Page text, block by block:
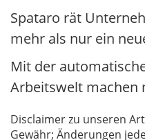
Spataro rät
mehr als nur ein
Mit der
Arbeitswelt machen
Disclaimer zu unseren
Gewähr; Änderungen